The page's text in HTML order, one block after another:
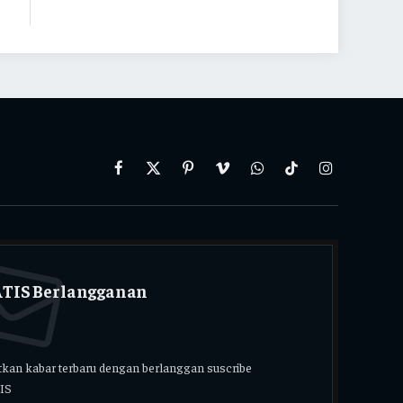
Facebook
X
PinterestVimeoWhatsAppTikTokInstagram
Berlangganan
kabar terbaru dengan berlanggan suscribe